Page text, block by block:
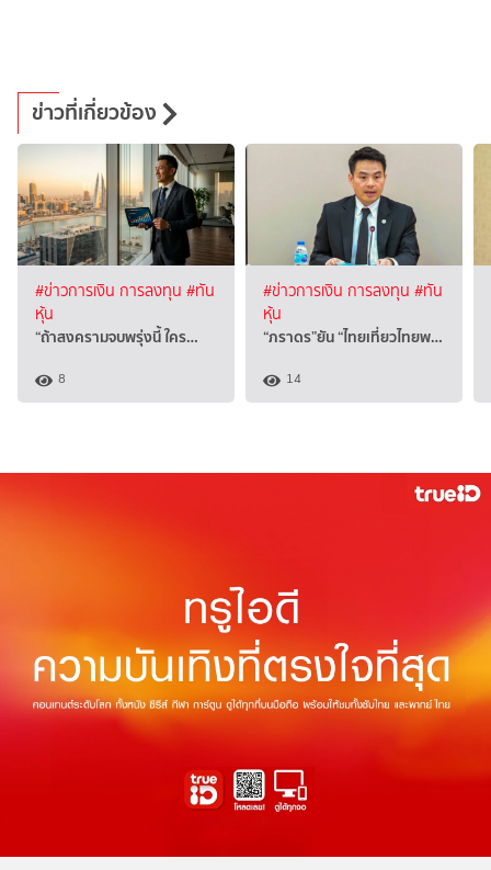
ข่าวที่เกี่ยวข้อง
#ข่าวการเงิน การลงทุน #ทัน
หุ้น
“ถ้าสงครามจบพรุ่งนี้ ใคร…
8
#ข่าวการเงิน การลงทุน #ทัน
หุ้น
“ภราดร”ยัน “ไทยเที่ยวไทยพ…
14